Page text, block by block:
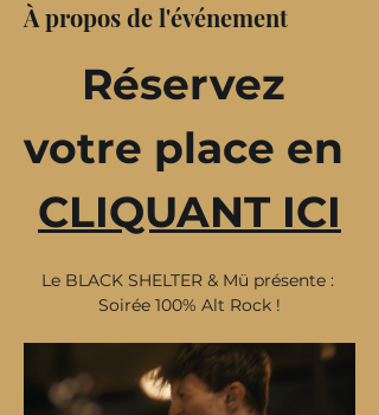
À propos de l'événement
Réservez
votre place en
CLIQUANT ICI
Le BLACK SHELTER & Mü présente :
Soirée 100% Alt Rock !